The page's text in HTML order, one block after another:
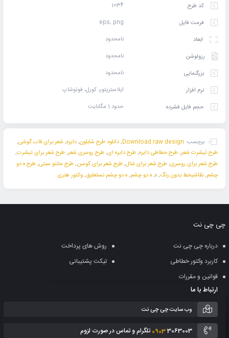
کد طرح
1034
فرمت فایل
eps, png
ابعاد
نامحدود
رزولوشن
نامحدود
بزرگنمایی
نامحدود
نرم افزار
ایلاستریتور، کورل، فوتوشاپ
حجم فایل فشرده
حدود 1 مگابایت
برچسب: Download raw design
,دانلود طرح شابلون,دایره, شعر برای قاب گوشی,
طرح تیشرت شعر,طرح خطاطی دایره,طرح دایره ای,طرح روسری شعر,طرح شعر برای تیشرت,
طرح شعر برای روسری,طرح شعر برای شال,طرح شعر برای کوسن,طرح مانتو سنتی,طرح ه دو
چشم,نقاشیخط بدون رنگ,ه,ه دو چشم,ه دو چشم نستعلیق,وکتور هنری
چی چی نت
درباره چی چی نت
روش های پرداخت
کاربرد وکتور خطاطی
تیکت پشتیبانی
قوانین و مقررات
ارتباط با ما
وب سایت چی چی نت
09033063003 تلگرام و تماس در صورت لزوم